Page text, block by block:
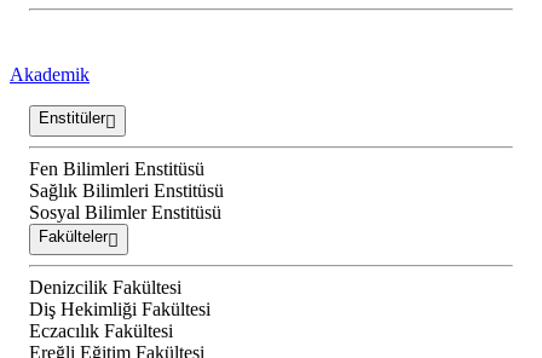
Akademik
Enstitüler
Fen Bilimleri Enstitüsü
Sağlık Bilimleri Enstitüsü
Sosyal Bilimler Enstitüsü
Fakülteler
Denizcilik Fakültesi
Diş Hekimliği Fakültesi
Eczacılık Fakültesi
Ereğli Eğitim Fakültesi